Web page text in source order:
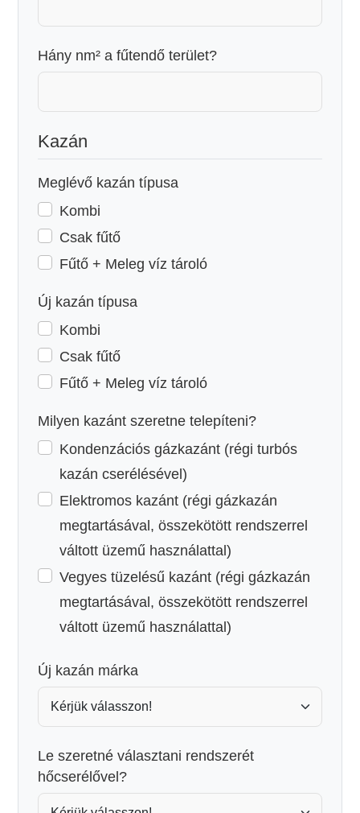
Hány nm² a fűtendő terület?
Kazán
Meglévő kazán típusa
Kombi
Csak fűtő
Fűtő + Meleg víz tároló
Új kazán típusa
Kombi
Csak fűtő
Fűtő + Meleg víz tároló
Milyen kazánt szeretne telepíteni?
Kondenzációs gázkazánt (régi turbós
kazán cserélésével)
Elektromos kazánt (régi gázkazán
megtartásával, összekötött rendszerrel
váltott üzemű használattal)
Vegyes tüzelésű kazánt (régi gázkazán
megtartásával, összekötött rendszerrel
váltott üzemű használattal)
Új kazán márka
Le szeretné választani rendszerét
hőcserélővel?